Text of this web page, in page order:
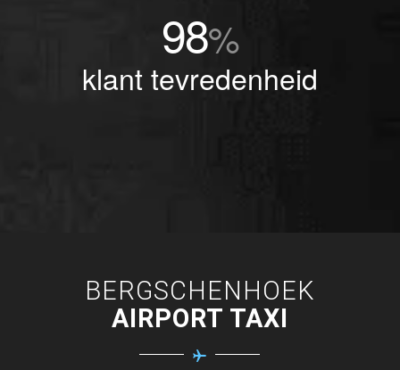
98%
klant tevredenheid
BERGSCHENHOEK
AIRPORT TAXI